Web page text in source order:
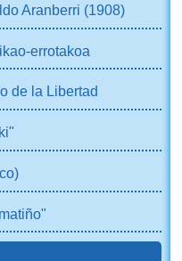
Aranberri (1908)
errotakoa
de la Libertad